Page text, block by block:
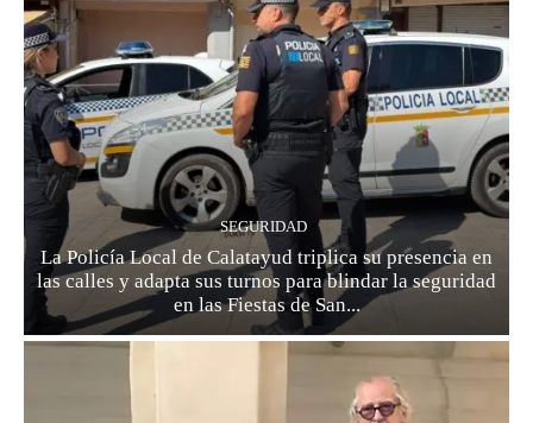
SEGURIDAD
La Policía Local de Calatayud triplica su presencia en
las calles y adapta sus turnos para blindar la seguridad
en las Fiestas de San...